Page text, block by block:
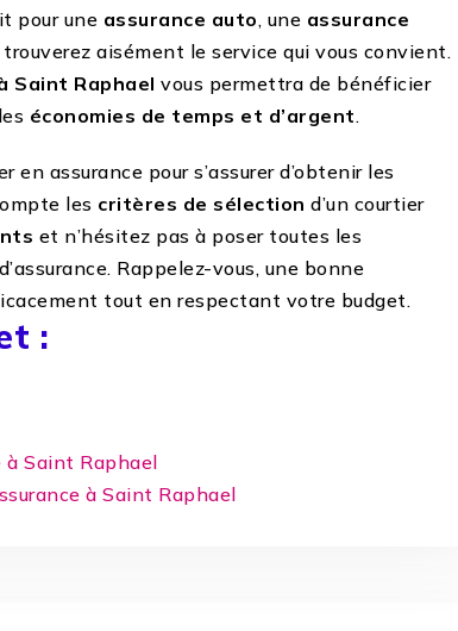
pour une assurance auto, une assurance
trouverez aisément le service qui vous convient.
Saint Raphael vous permettra de bénéficier
économies de temps et d’argent.
assurance pour s’assurer d’obtenir les
les critères de sélection d’un courtier
et n’hésitez pas à poser toutes les
Rappelez-vous, une bonne
tout en respectant votre budget.
:
à Saint Raphael
à Saint Raphael